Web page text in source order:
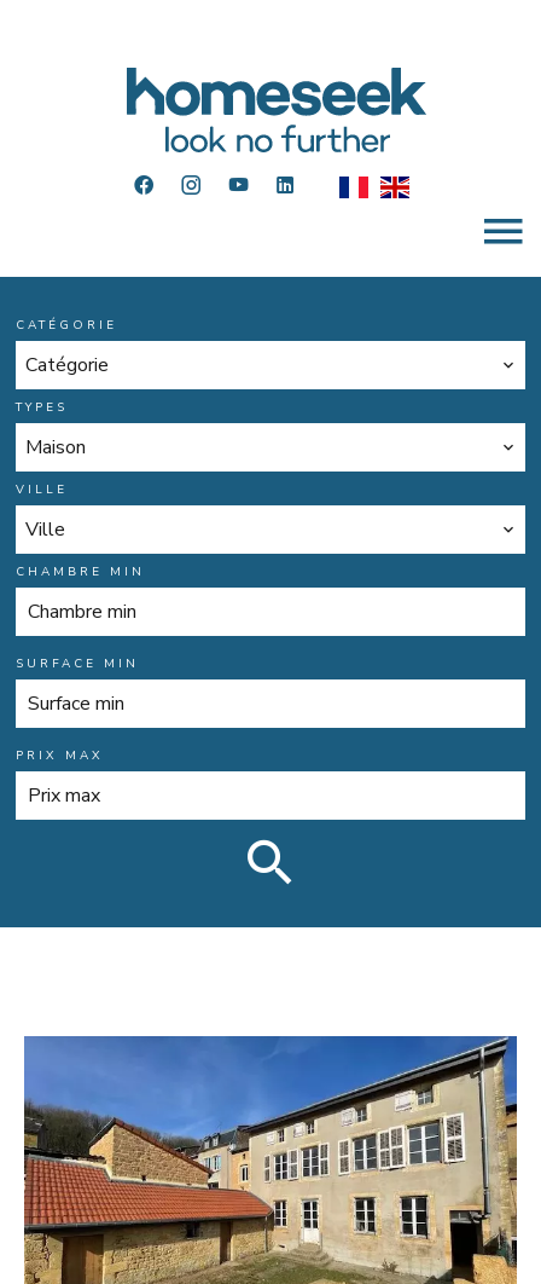
CATÉGORIE
Catégorie
TYPES
Maison
VILLE
Ville
CHAMBRE MIN
SURFACE MIN
PRIX MAX